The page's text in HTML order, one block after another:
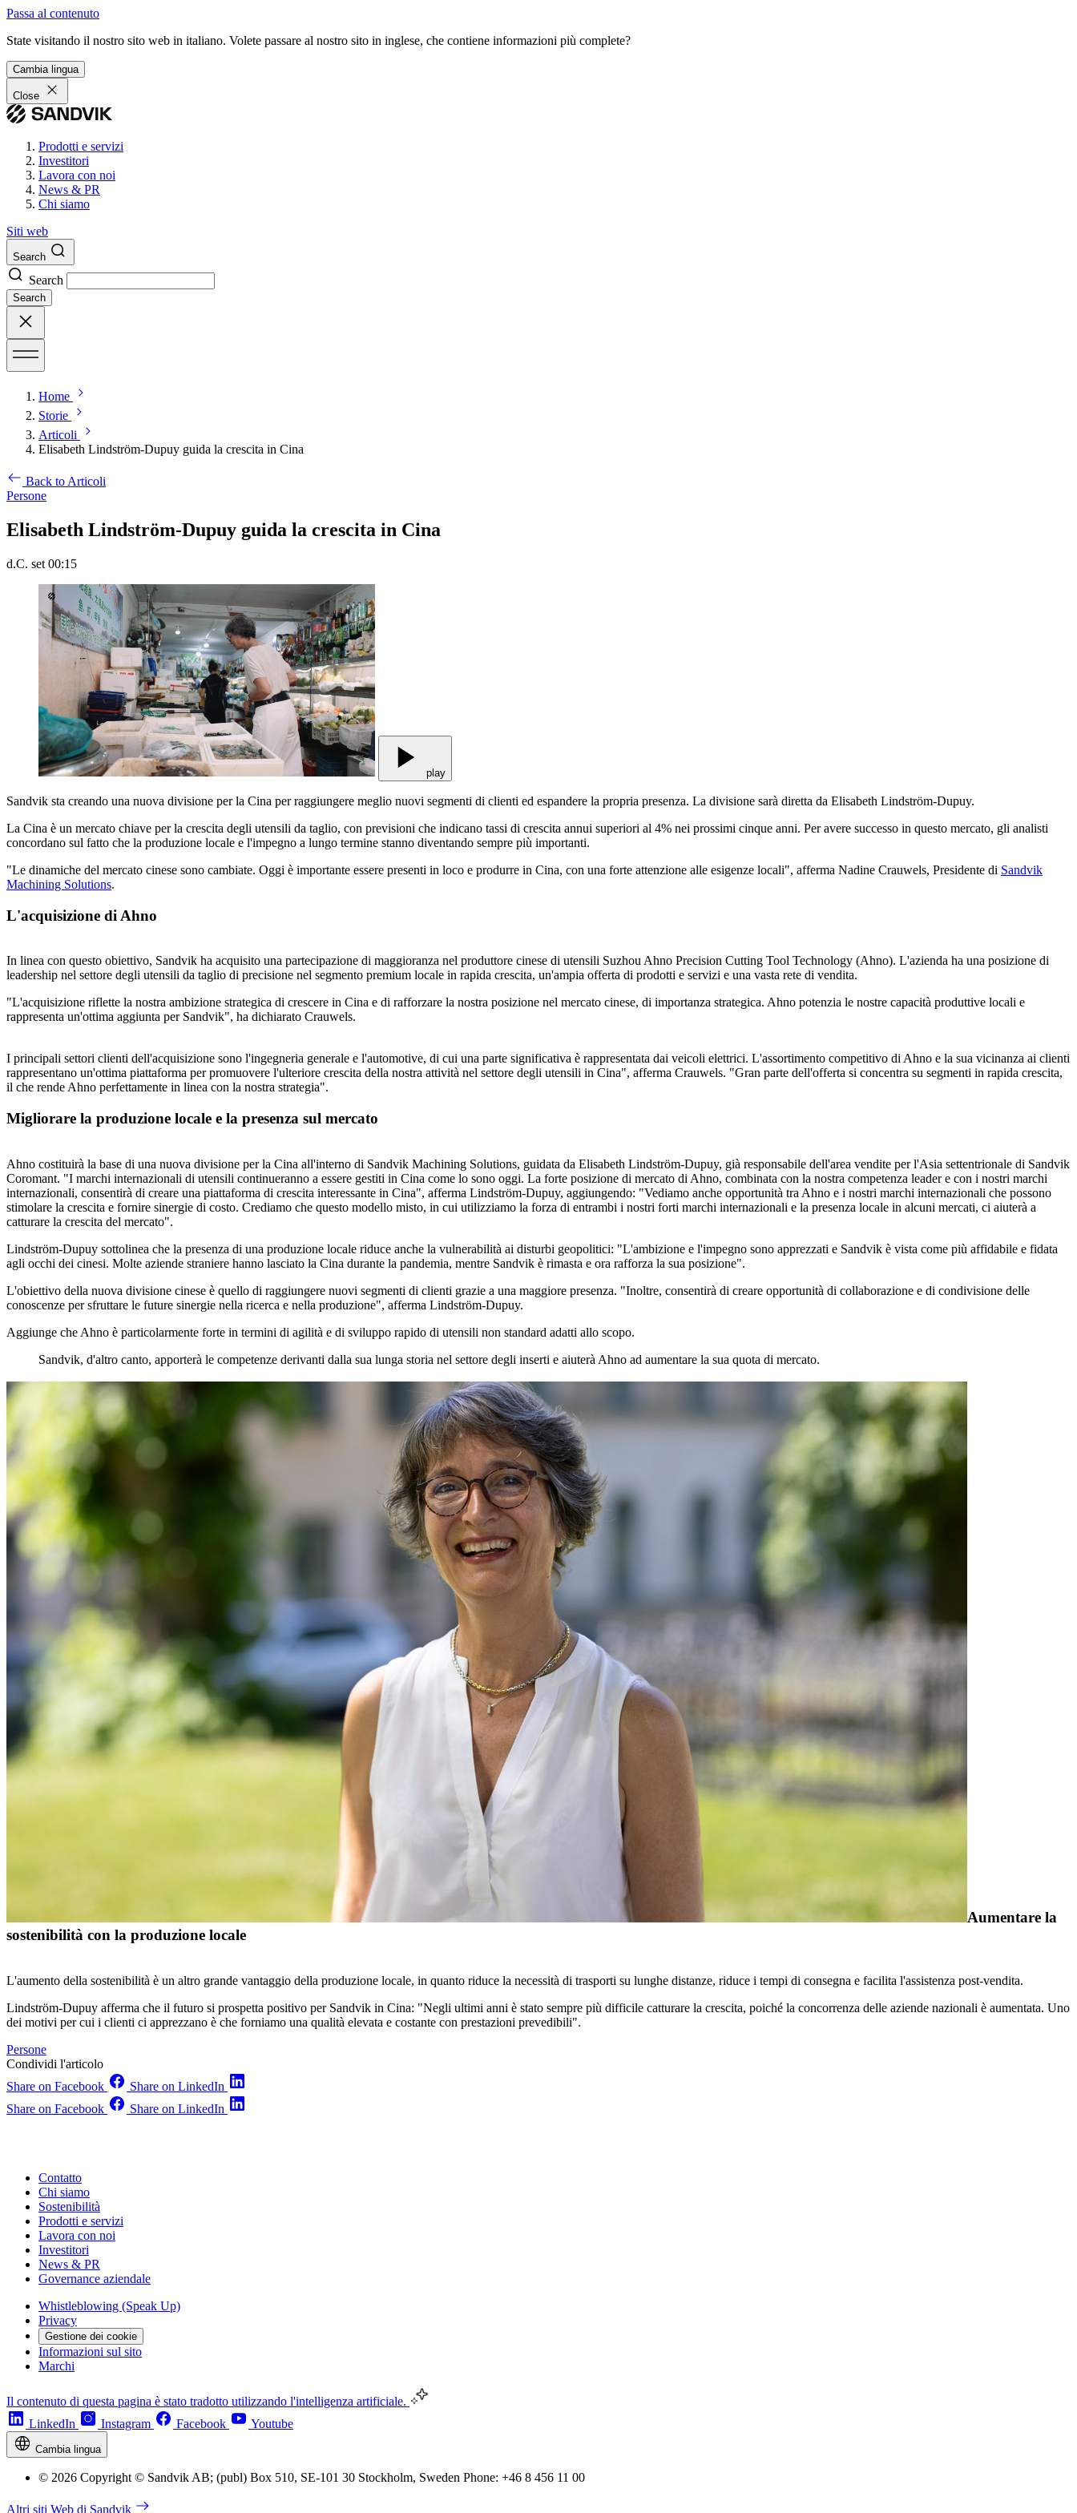
Passa al contenuto
State visitando il nostro sito web in italiano. Volete passare al nostro sito in inglese, che contiene informazioni più complete?
Cambia lingua
Close
Prodotti e servizi
Investitori
Lavora con noi
News & PR
Chi siamo
Siti web
Search
Search
Search
Home
Storie
Articoli
Elisabeth Lindström-Dupuy guida la crescita in Cina
Back to Articoli
Persone
Elisabeth Lindström-Dupuy guida la crescita in Cina
d.C. set 00:15
play
Sandvik sta creando una nuova divisione per la Cina per raggiungere meglio nuovi segmenti di clienti ed espandere la propria presenza. La divisione sarà diretta da Elisabeth Lindström-Dupuy.
La Cina è un mercato chiave per la crescita degli utensili da taglio, con previsioni che indicano tassi di crescita annui superiori al 4% nei prossimi cinque anni. Per avere successo in questo mercato, gli analisti
concordano sul fatto che la produzione locale e l'impegno a lungo termine stanno diventando sempre più importanti.
"Le dinamiche del mercato cinese sono cambiate. Oggi è importante essere presenti in loco e produrre in Cina, con una forte attenzione alle esigenze locali", afferma Nadine Crauwels, Presidente di Sandvik
Machining Solutions.
L'acquisizione di Ahno
In linea con questo obiettivo, Sandvik ha acquisito una partecipazione di maggioranza nel produttore cinese di utensili Suzhou Ahno Precision Cutting Tool Technology (Ahno). L'azienda ha una posizione di
leadership nel settore degli utensili da taglio di precisione nel segmento premium locale in rapida crescita, un'ampia offerta di prodotti e servizi e una vasta rete di vendita.
"L'acquisizione riflette la nostra ambizione strategica di crescere in Cina e di rafforzare la nostra posizione nel mercato cinese, di importanza strategica. Ahno potenzia le nostre capacità produttive locali e
rappresenta un'ottima aggiunta per Sandvik", ha dichiarato Crauwels.
I principali settori clienti dell'acquisizione sono l'ingegneria generale e l'automotive, di cui una parte significativa è rappresentata dai veicoli elettrici. L'assortimento competitivo di Ahno e la sua vicinanza ai clienti
rappresentano un'ottima piattaforma per promuovere l'ulteriore crescita della nostra attività nel settore degli utensili in Cina", afferma Crauwels. "Gran parte dell'offerta si concentra su segmenti in rapida crescita,
il che rende Ahno perfettamente in linea con la nostra strategia".
Migliorare la produzione locale e la presenza sul mercato
Ahno costituirà la base di una nuova divisione per la Cina all'interno di Sandvik Machining Solutions, guidata da Elisabeth Lindström-Dupuy, già responsabile dell'area vendite per l'Asia settentrionale di Sandvik
Coromant. "I marchi internazionali di utensili continueranno a essere gestiti in Cina come lo sono oggi. La forte posizione di mercato di Ahno, combinata con la nostra competenza leader e con i nostri marchi
internazionali, consentirà di creare una piattaforma di crescita interessante in Cina", afferma Lindström-Dupuy, aggiungendo: "Vediamo anche opportunità tra Ahno e i nostri marchi internazionali che possono
stimolare la crescita e fornire sinergie di costo. Crediamo che questo modello misto, in cui utilizziamo la forza di entrambi i nostri forti marchi internazionali e la presenza locale in alcuni mercati, ci aiuterà a
catturare la crescita del mercato".
Lindström-Dupuy sottolinea che la presenza di una produzione locale riduce anche la vulnerabilità ai disturbi geopolitici: "L'ambizione e l'impegno sono apprezzati e Sandvik è vista come più affidabile e fidata
agli occhi dei cinesi. Molte aziende straniere hanno lasciato la Cina durante la pandemia, mentre Sandvik è rimasta e ora rafforza la sua posizione".
L'obiettivo della nuova divisione cinese è quello di raggiungere nuovi segmenti di clienti grazie a una maggiore presenza. "Inoltre, consentirà di creare opportunità di collaborazione e di condivisione delle
conoscenze per sfruttare le future sinergie nella ricerca e nella produzione", afferma Lindström-Dupuy.
Aggiunge che Ahno è particolarmente forte in termini di agilità e di sviluppo rapido di utensili non standard adatti allo scopo.
Sandvik, d'altro canto, apporterà le competenze derivanti dalla sua lunga storia nel settore degli inserti e aiuterà Ahno ad aumentare la sua quota di mercato.
Aumentare la
sostenibilità con la produzione locale
L'aumento della sostenibilità è un altro grande vantaggio della produzione locale, in quanto riduce la necessità di trasporti su lunghe distanze, riduce i tempi di consegna e facilita l'assistenza post-vendita.
Lindström-Dupuy afferma che il futuro si prospetta positivo per Sandvik in Cina: "Negli ultimi anni è stato sempre più difficile catturare la crescita, poiché la concorrenza delle aziende nazionali è aumentata. Uno
dei motivi per cui i clienti ci apprezzano è che forniamo una qualità elevata e costante con prestazioni prevedibili".
Persone
Condividi l'articolo
Share on Facebook
Share on LinkedIn
Share on Facebook
Share on LinkedIn
Contatto
Chi siamo
Sostenibilità
Prodotti e servizi
Lavora con noi
Investitori
News & PR
Governance aziendale
Whistleblowing (Speak Up)
Privacy
Gestione dei cookie
Informazioni sul sito
Marchi
Il contenuto di questa pagina è stato tradotto utilizzando l'intelligenza artificiale.
LinkedIn
Instagram Facebook Youtube
Cambia lingua
© 2026 Copyright © Sandvik AB; (publ) Box 510, SE-101 30 Stockholm, Sweden Phone: +46 8 456 11 00
Altri siti Web di Sandvik